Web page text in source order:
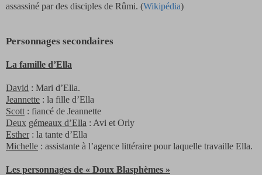
assassiné par des disciples de Rûmi. (Wikipédia)
Personnages secondaires
La famille d’Ella
David : Mari d’Ella.
Jeannette : la fille d’Ella
Scott : fiancé de Jeannette
Deux gémeaux d’Ella : Avi et Orly
Esther: la tante d’Ella
Michelle : assistante à l’agence littéraire pour laquelle travaille Ella.
Les personnages de « Doux Blasphèmes »